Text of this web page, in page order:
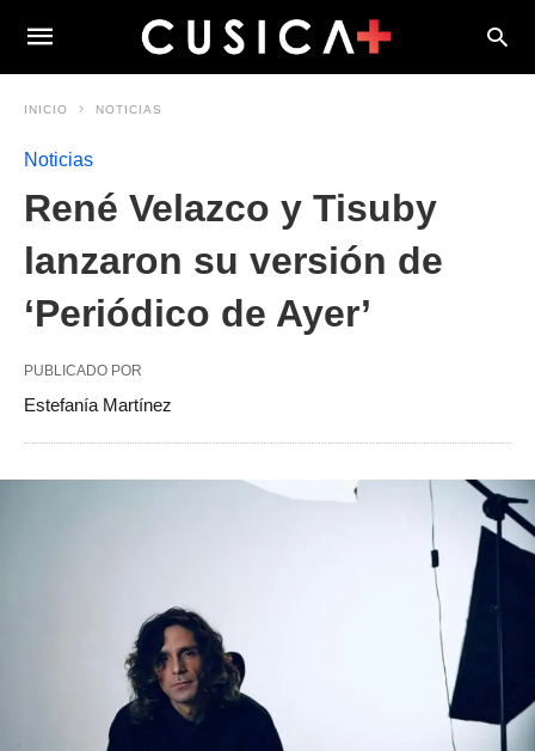
INICIO NOTICIAS
Noticias
René Velazco y Tisuby
lanzaron su versión de
‘Periódico de Ayer’
PUBLICADO POR
Estefanía Martínez